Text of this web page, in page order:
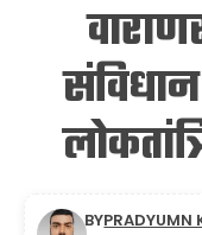
BYPRADYUMN